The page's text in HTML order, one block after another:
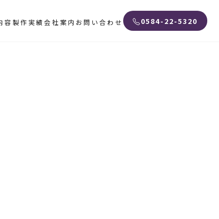
容 製作実績会社案内 お問い合わせ 0584-22-5320